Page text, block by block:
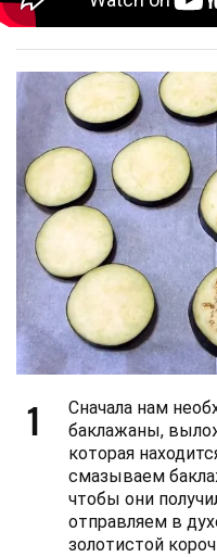
1
Сначала нам
баклажаны,
которая
смазываем
чтобы они
отправляем в
золотистой